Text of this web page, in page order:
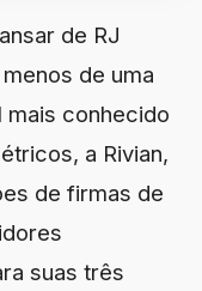
de RJ
de uma
mais conhecido
a Rivian,
de firmas de
suas três